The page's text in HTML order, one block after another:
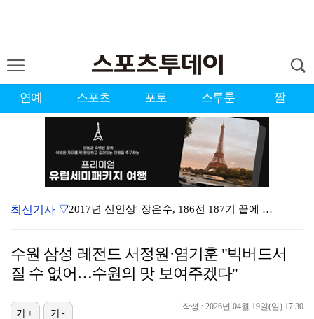
연예 스포츠 포토 스투툰 짤
'2017년 신인상' 장은수, 186전 187기 끝에 …
'이런 엿같은 사랑' 정해인, 츄리닝 비주얼도 완벽 "…
'결혼의 완성' 남궁민→이설, 굿바이 인사 "마지막까지…
최신기사 ▽
수원 삼성 레전드 서정원·염기훈 "빅버드서
질 수 없어…수원의 맛 보여주겠다"
작성 : 2026년 04월 19일(일) 17:30
가+ 가-